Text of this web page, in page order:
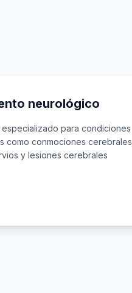
neurológico
especializado para condiciones
como conmociones cerebrales,
y lesiones cerebrales